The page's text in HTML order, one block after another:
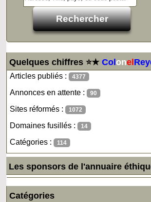
Quelques chiffres ⭐★Colonel
Articles publiés : 4377
Annonces en attente : 90
Sites réformés : 1072
Domaines fusillés : 14
Catégories : 114
Les sponsors de l'annuaire
Catégories